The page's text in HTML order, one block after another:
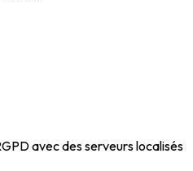
avec des serveurs localisés